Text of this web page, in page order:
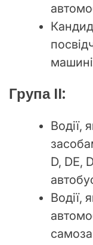
Група II:
Водії,
D, DЕ,
Водії,